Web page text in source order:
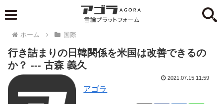
ホーム 国際
行き詰まりの日韓関係を米国は改善できるの
か？ --- 古森 義久
アゴラ
2021.07.15 11:59